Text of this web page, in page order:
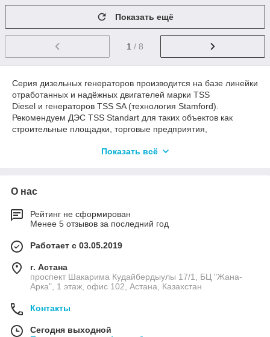
Показать ещё
1 / 8
Серия дизельных генераторов производится на базе линейки
отработанных и надёжных двигателей марки TSS
Diesel и генераторов TSS SA (технология Stamford).
Рекомендуем ДЭС TSS Standart для таких объектов как
строительные площадки, торговые предприятия,
которых перебои в электроснабжении случаются не очень
заказчиков предлагается несколько видов исполнения серии
TSS Standart: капотное, кожухное, контейнерное и
передвижное.
Показать всё
О нас
Рейтинг не сформирован
Менее 5 отзывов за последний год
Работает с 03.05.2019
г. Астана
проспект Шакарима Кудайбердыулы 17/1, БЦ "Жана-
Арка", 1 этаж, офис 102, Астана, Казахстан
Контакты
Сегодня выходной